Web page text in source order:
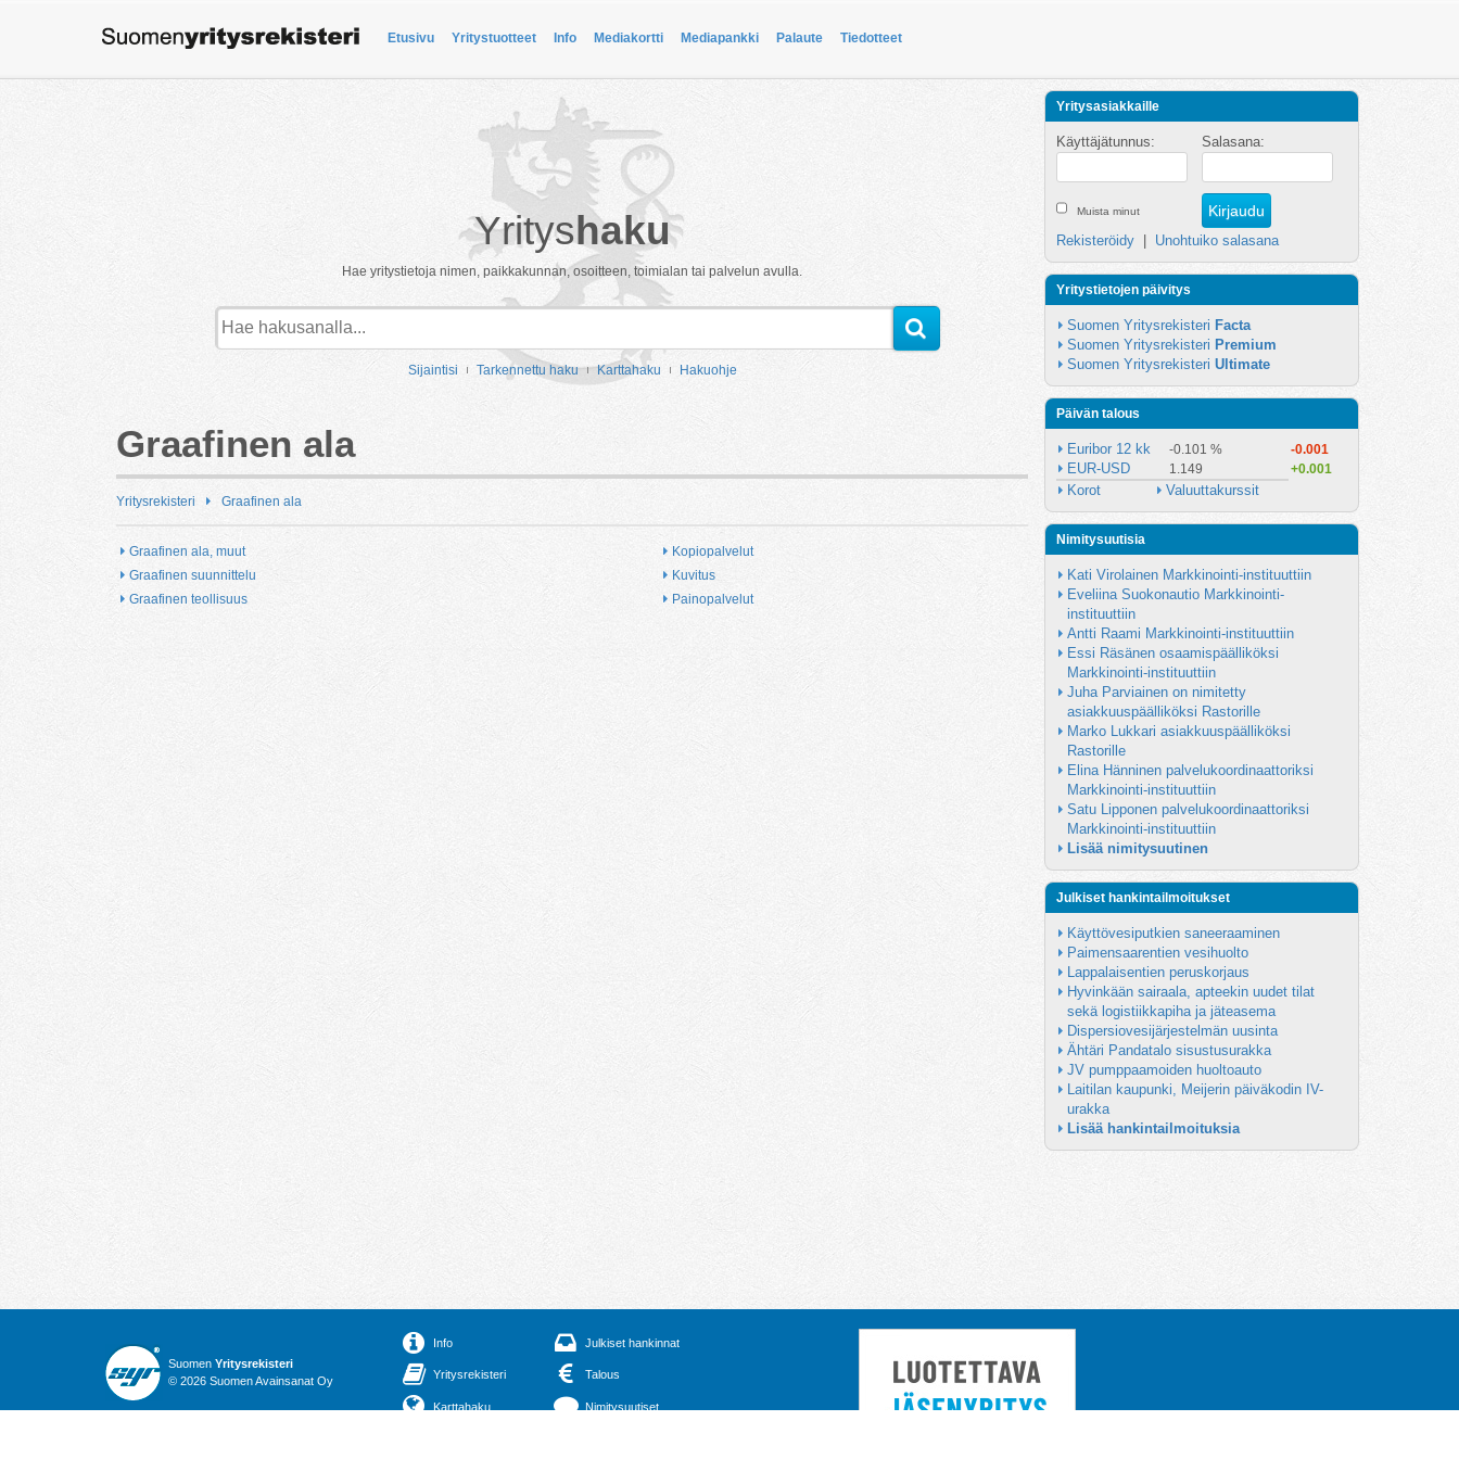
Etusivu Yritystuotteet Info Mediakortti Mediapankki Palaute Tiedotteet
Yrityshaku
Hae yritystietoja nimen, paikkakunnan, osoitteen, toimialan tai palvelun avulla.
Sijaintisi Tarkennettu haku Karttahaku Hakuohje
Graafinen ala
Yritysrekisteri Graafinen ala
Graafinen ala, muut
Graafinen suunnittelu
Graafinen teollisuus
Kopiopalvelut
Kuvitus
Painopalvelut
Yritysasiakkaille
Käyttäjätunnus: Salasana:
Muista minut
Rekisteröidy Unohtuiko salasana
Yritystietojen päivitys
Suomen Yritysrekisteri Facta
Suomen Yritysrekisteri Premium
Suomen Yritysrekisteri Ultimate
Päivän talous
Euribor 12 kk -0.101 % -0.001
EUR-USD 1.149 +0.001
Korot Valuuttakurssit
Nimitysuutisia
Kati Virolainen Markkinointi-instituuttiin
Eveliina Suokonautio Markkinointi-
instituuttiin
Antti Raami Markkinointi-instituuttiin
Essi Räsänen osaamispäälliköksi
Markkinointi-instituuttiin
Juha Parviainen on nimitetty
asiakkuuspäälliköksi Rastorille
Marko Lukkari asiakkuuspäälliköksi
Rastorille
Elina Hänninen palvelukoordinaattoriksi
Markkinointi-instituuttiin
Satu Lipponen palvelukoordinaattoriksi
Markkinointi-instituuttiin
Lisää nimitysuutinen
Julkiset hankintailmoitukset
Käyttövesiputkien saneeraaminen
Paimensaarentien vesihuolto
Lappalaisentien peruskorjaus
Hyvinkään sairaala, apteekin uudet tilat
sekä logistiikkapiha ja jäteasema
Dispersiovesijärjestelmän uusinta
Ähtäri Pandatalo sisustusurakka
JV pumppaamoiden huoltoauto
Laitilan kaupunki, Meijerin päiväkodin IV-
urakka
Lisää hankintailmoituksia
Suomen Yritysrekisteri
© 2026 Suomen Avainsanat Oy
Info
Yritysrekisteri
Karttahaku
Julkiset hankinnat
Talous
Nimitysuutiset